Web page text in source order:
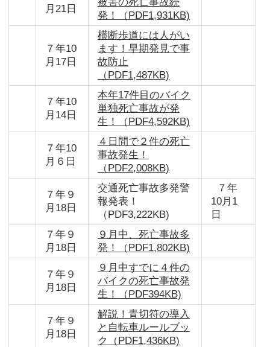
月21日
発！（PDF1,931KB)
７年10
月17日
横断歩道には人がい
ます！早期発見で事
故防止
（PDF1,487KB)
７年10
月14日
本年17件目のバイク
単独死亡事故が発
生！（PDF4,592KB)
７年10
月６日
４日間で２件の死亡
事故発生！
（PDF2,008KB)
７年９
月18日
交通死亡事故多発警
報発表！
（PDF3,222KB)
７年
10月1
日
７年９
月18日
９月中、死亡事故多
発！（PDF1,802KB)
７年９
月18日
９月中すでに４件の
バイクの死亡事故発
生！（PDF394KB)
７年９
月18日
解説！青切符の導入
と自転車ルールブッ
ク（PDF1,436KB)